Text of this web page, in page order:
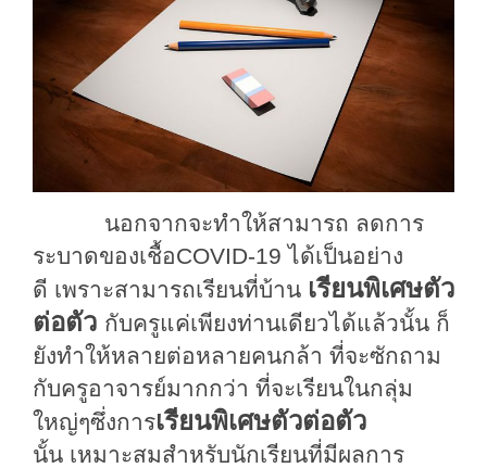
นอกจากจะทำให้สามารถ ลดการ
ระบาดของเชื้อCOVID-19ได้เป็นอย่าง
ดี เพราะสามารถเรียนที่บ้าน เรียนพิเศษตัว
ต่อตัว กับครูแค่เพียงท่านเดียวได้แล้วนั้น ก็
ยังทำให้หลายต่อหลายคนกล้า ที่จะซักถาม
กับครูอาจารย์มากกว่า ที่จะเรียนในกลุ่ม
ใหญ่ๆซึ่งการเรียนพิเศษตัวต่อตัว
นั้น เหมาะสมสำหรับนักเรียนที่มีผลการ